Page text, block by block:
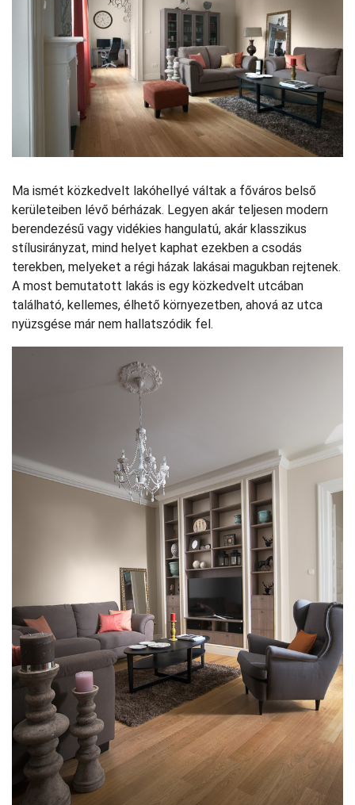
Ma ismét közkedvelt lakóhellyé váltak a főváros belső
kerületeiben lévő bérházak. Legyen akár teljesen modern
berendezésű vagy vidékies hangulatú, akár klasszikus
stílusirányzat, mind helyet kaphat ezekben a csodás
terekben, melyeket a régi házak lakásai magukban rejtenek.
A most bemutatott lakás is egy közkedvelt utcában
található, kellemes, élhető környezetben, ahová az utca
nyüzsgése már nem hallatszódik fel.